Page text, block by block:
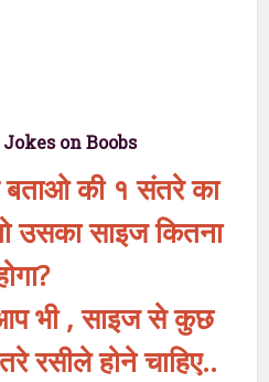
on Boobs
बताओ की १ संतरे का
उसका साइज कितना
भी , साइज से कुछ
रसीले होने चाहिए..